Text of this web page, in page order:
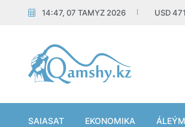
14:47, 07 TAMYZ 2026 USD471
SAIASAT EKONOMIKA